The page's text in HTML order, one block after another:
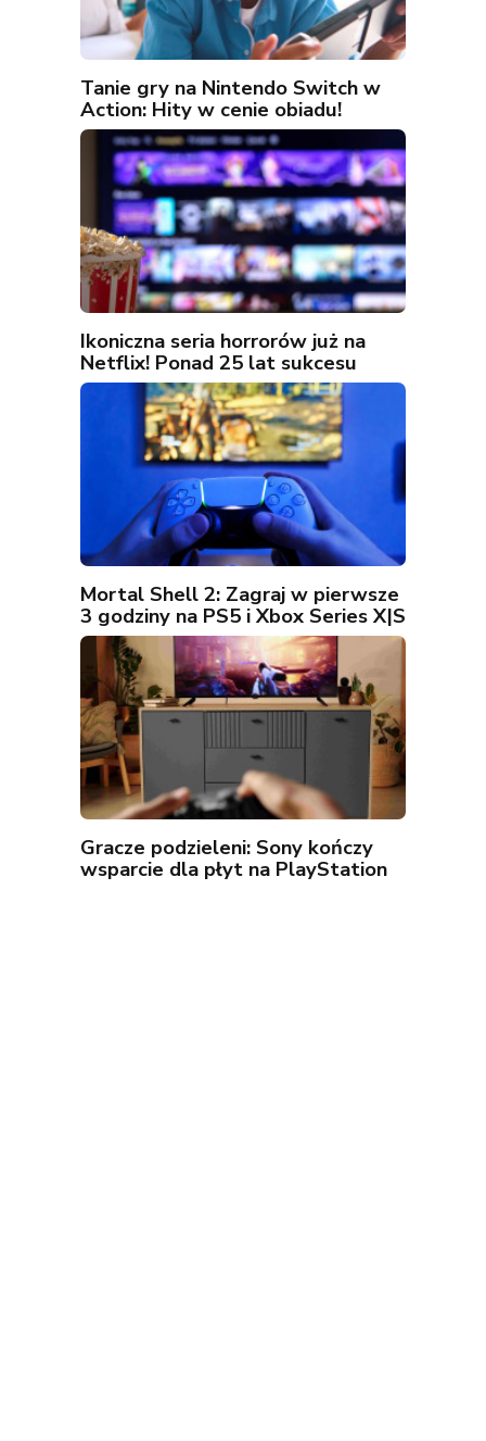
Tanie gry na Nintendo Switch w
Action: Hity w cenie obiadu!
Ikoniczna seria horrorów już na
Netflix! Ponad 25 lat sukcesu
Mortal Shell 2: Zagraj w pierwsze
3 godziny na PS5 i Xbox Series X|S
Gracze podzieleni: Sony kończy
wsparcie dla płyt na PlayStation